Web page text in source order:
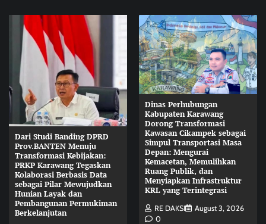
Dari Studi Banding DPRD
Prov.BANTEN Menuju
Transformasi Kebijakan:
PRKP Karawang Tegaskan
Kolaborasi Berbasis Data
sebagai Pilar Mewujudkan
Hunian Layak dan
Pembangunan Permukiman
Berkelanjutan
Dinas Perhubungan
Kabupaten Karawang
Dorong Transformasi
Kawasan Cikampek sebagai
Simpul Transportasi Masa
Depan: Mengurai
Kemacetan, Memulihkan
Ruang Publik, dan
Menyiapkan Infrastruktur
KRL yang Terintegrasi
RE DAKSI
August 3, 2026
0